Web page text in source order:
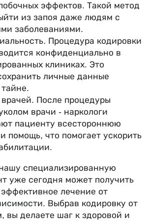
эффектов. Такой метод
из запоя даже людям с
заболеваниями.
Процедура кодировки
конфиденциально в
клиниках. Это
личные данные
После процедуры
врачи - наркологи
пациенту всестороннюю
помощь, что помогает ускорить
специализированную
уже сегодня может получить
лечение от
Выбрав кодировку от
вы делаете шаг к здоровой и